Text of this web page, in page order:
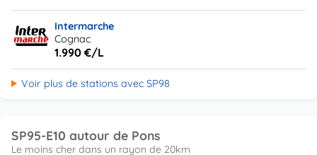
Intermarche
Cognac
1.990 €/L
Voir plus de stations avec SP98
SP95-E10 autour de Pons